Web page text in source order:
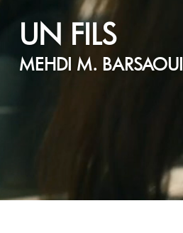
UN FILS
MEHDI M. BARSAOUI